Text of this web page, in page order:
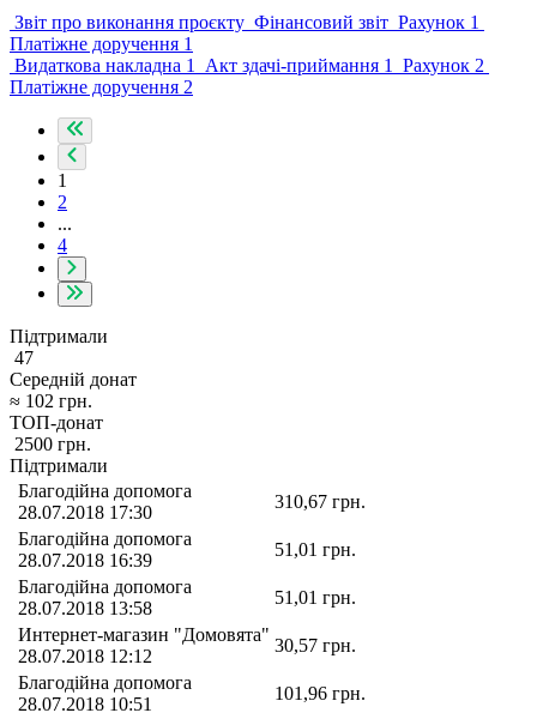
Звіт про виконання проєкту Фінансовий звіт Рахунок 1
Платіжне доручення 1
Видаткова накладна 1
Акт здачі-приймання 1
Рахунок 2
Платіжне доручення 2
1
2
...
4
Підтримали
47
Середній донат
≈ 102 грн.
ТОП-донат
2500 грн.
Підтримали
Благодійна допомога
28.07.2018 17:30
310,67 грн.
Благодійна допомога
28.07.2018 16:39
51,01 грн.
Благодійна допомога
28.07.2018 13:58
51,01 грн.
Интернет-магазин "Домовята"
28.07.2018 12:12
30,57 грн.
Благодійна допомога
28.07.2018 10:51
101,96 грн.